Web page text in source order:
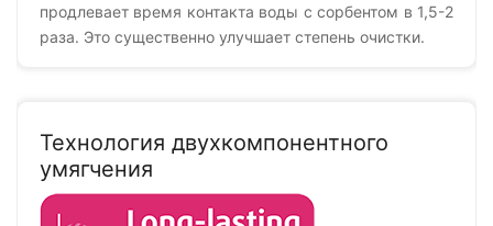
продлевает время контакта воды с сорбентом в 1,5-2
раза. Это существенно улучшает степень очистки.
Технология двухкомпонентного
умягчения